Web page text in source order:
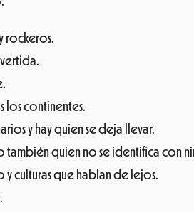
rockeros.
los continentes.
y hay quien se deja llevar.
también quien no se identifica con
y culturas que hablan de lejos.